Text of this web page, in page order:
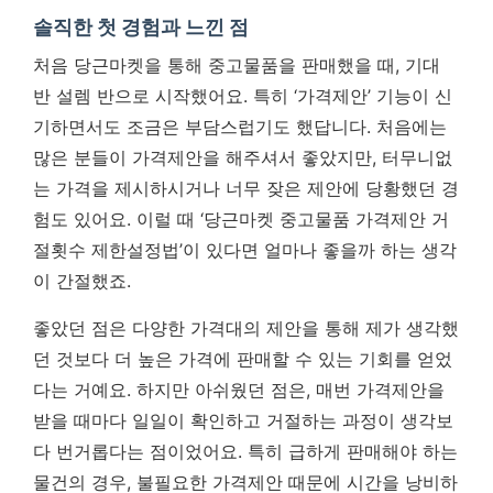
솔직한 첫 경험과 느낀 점
처음 당근마켓을 통해 중고물품을 판매했을 때, 기대
반 설렘 반으로 시작했어요. 특히 ‘가격제안’ 기능이 신
기하면서도 조금은 부담스럽기도 했답니다. 처음에는
많은 분들이 가격제안을 해주셔서 좋았지만, 터무니없
는 가격을 제시하시거나 너무 잦은 제안에 당황했던 경
험도 있어요. 이럴 때 ‘당근마켓 중고물품 가격제안 거
절횟수 제한설정법’이 있다면 얼마나 좋을까 하는 생각
이 간절했죠.
좋았던 점은 다양한 가격대의 제안을 통해 제가 생각했
던 것보다 더 높은 가격에 판매할 수 있는 기회를 얻었
다는 거예요. 하지만 아쉬웠던 점은, 매번 가격제안을
받을 때마다 일일이 확인하고 거절하는 과정이 생각보
다 번거롭다는 점이었어요. 특히 급하게 판매해야 하는
물건의 경우, 불필요한 가격제안 때문에 시간을 낭비하